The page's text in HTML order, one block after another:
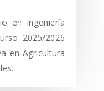
en Ingeniería
2025/2026
en Agricultura